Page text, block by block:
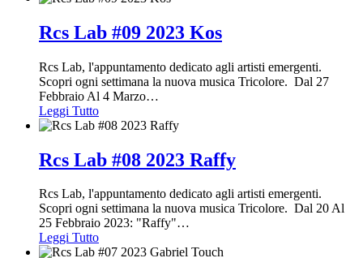
Rcs Lab #09 2023 Kos
Rcs Lab, l'appuntamento dedicato agli artisti emergenti.
Scopri ogni settimana la nuova musica Tricolore. Dal 27
Febbraio Al 4 Marzo…
Leggi Tutto
Rcs Lab #08 2023 Raffy
Rcs Lab, l'appuntamento dedicato agli artisti emergenti.
Scopri ogni settimana la nuova musica Tricolore. Dal 20 Al
25 Febbraio 2023: "Raffy"…
Leggi Tutto